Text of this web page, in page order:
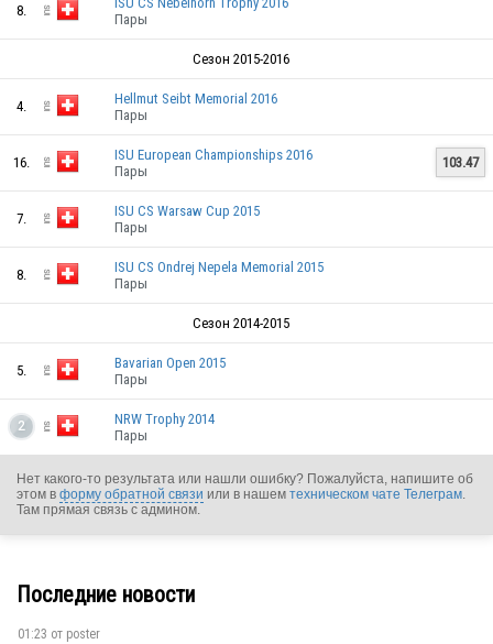
SUI
SUI
SUI
SUI
8.
Пары
Сезон 2015-2016
4.
Hellmut Seibt Memorial 2016
Пары
16.
ISU European Championships 2016
Пары
103.47
7.
ISU CS Warsaw Cup 2015
Пары
8.
ISU CS Ondrej Nepela Memorial 2015
Пары
Сезон 2014-2015
5.
Bavarian Open 2015
Пары
2
NRW Trophy 2014
Пары
Нет какого-то результата или нашли ошибку? Пожалуйста, напишите об
этом в форму обратной связи или в нашем техническом чате Телеграм.
Там прямая связь с админом.
Последние новости
01:23 от poster